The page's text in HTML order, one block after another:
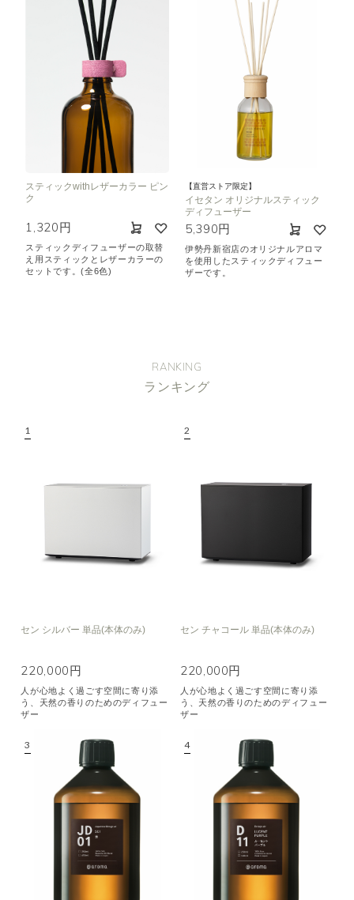
スティックwithレザーカラー ピン
ク
1,320円
スティックディフューザーの取替
え用スティックとレザーカラーの
セットです。(全6色)
【直営ストア限定】
イセタン オリジナルスティック
ディフューザー
5,390円
伊勢丹新宿店のオリジナルアロマ
を使用したスティックディフュー
ザーです。
RANKING
ランキング
セン シルバー 単品(本体のみ)
220,000円
人が心地よく過ごす空間に寄り添
う、天然の香りのためのディフュー
ザー
セン チャコール 単品(本体のみ)
220,000円
人が心地よく過ごす空間に寄り添
う、天然の香りのためのディフュー
ザー